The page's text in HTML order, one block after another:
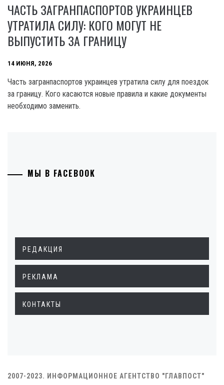
ЧАСТЬ ЗАГРАНПАСПОРТОВ УКРАИНЦЕВ
УТРАТИЛА СИЛУ: КОГО МОГУТ НЕ
ВЫПУСТИТЬ ЗА ГРАНИЦУ
14 ИЮНЯ, 2026
Часть загранпаспортов украинцев утратила силу для поездок
за границу. Кого касаются новые правила и какие документы
необходимо заменить.
МЫ В FACEBOOK
РЕДАКЦИЯ
РЕКЛАМА
КОНТАКТЫ
2007-2023. ИНФОРМАЦИОННОЕ АГЕНТСТВО "ГЛАВПОСТ"